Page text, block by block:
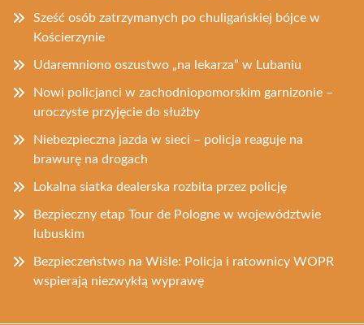
Sześć osób zatrzymanych po chuligańskiej bójce w
Kościerzynie
Udaremniono oszustwo „na lekarza” w Lubaniu
Nowi policjanci w zachodniopomorskim garnizonie –
uroczyste przyjęcie do służby
Niebezpieczna jazda w sieci – policja reaguje na
brawurę na drogach
Lokalna siatka dealerska rozbita przez policję
Bezpieczny etap Tour de Pologne w województwie
lubuskim
Bezpieczeństwo na Wiśle: Policja i ratownicy WOPR
wspierają niezwykłą wyprawę